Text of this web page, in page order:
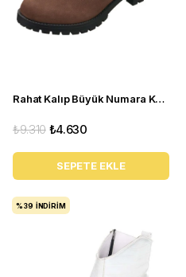
Rahat Kalıp Büyük Numara Kadın BOT Ysm26 Kahve
₺4.630
₺9.310
SEPETE EKLE
%39 İNDIRIM